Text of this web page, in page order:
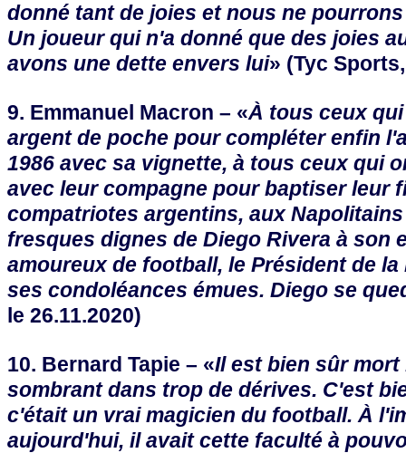
donné tant de joies et nous ne
Un joueur qui n'a donné que des joies
avons une dette envers lui» (Tyc
9. Emmanuel Macron – «À tous ceux
argent de poche pour compléter enfin
1986 avec sa vignette, à tous ceux qui
avec leur compagne pour baptiser leur
compatriotes argentins, aux
fresques dignes de Diego Rivera à son
amoureux de football, le Président de
ses condoléances émues. Diego se
le 26.11.2020)
10. Bernard Tapie – «Il est bien sûr
sombrant dans trop de dérives. C'est
c'était un vrai magicien du football. À
aujourd'hui, il avait cette faculté à